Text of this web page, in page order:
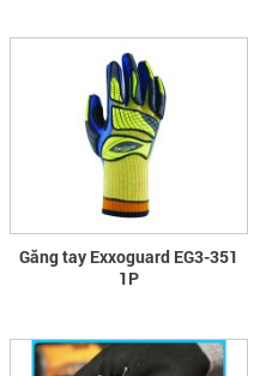
Găng tay Exxoguard EG3-351
1P